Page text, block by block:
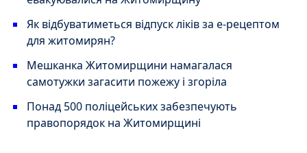
Як відбуватиметься відпуск ліків за е-рецептом
для житомирян?
Мешканка Житомирщини намагалася
самотужки загасити пожежу і згоріла
Понад 500 поліцейських забезпечують
правопорядок на Житомирщині